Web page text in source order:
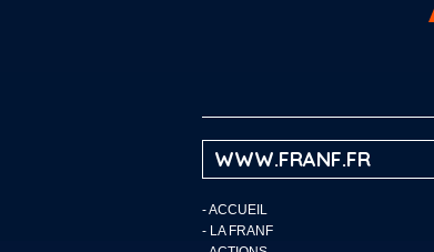
WWW.FRANF.FR
-ACCUEIL
- LA FRANF